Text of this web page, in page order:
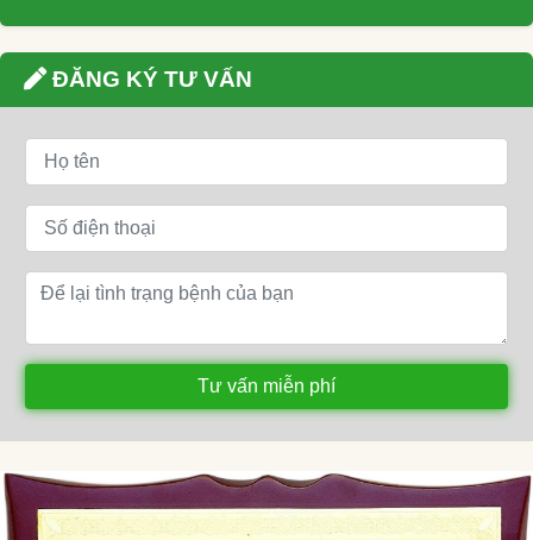
ĐĂNG KÝ TƯ VẤN
Tư vấn miễn phí